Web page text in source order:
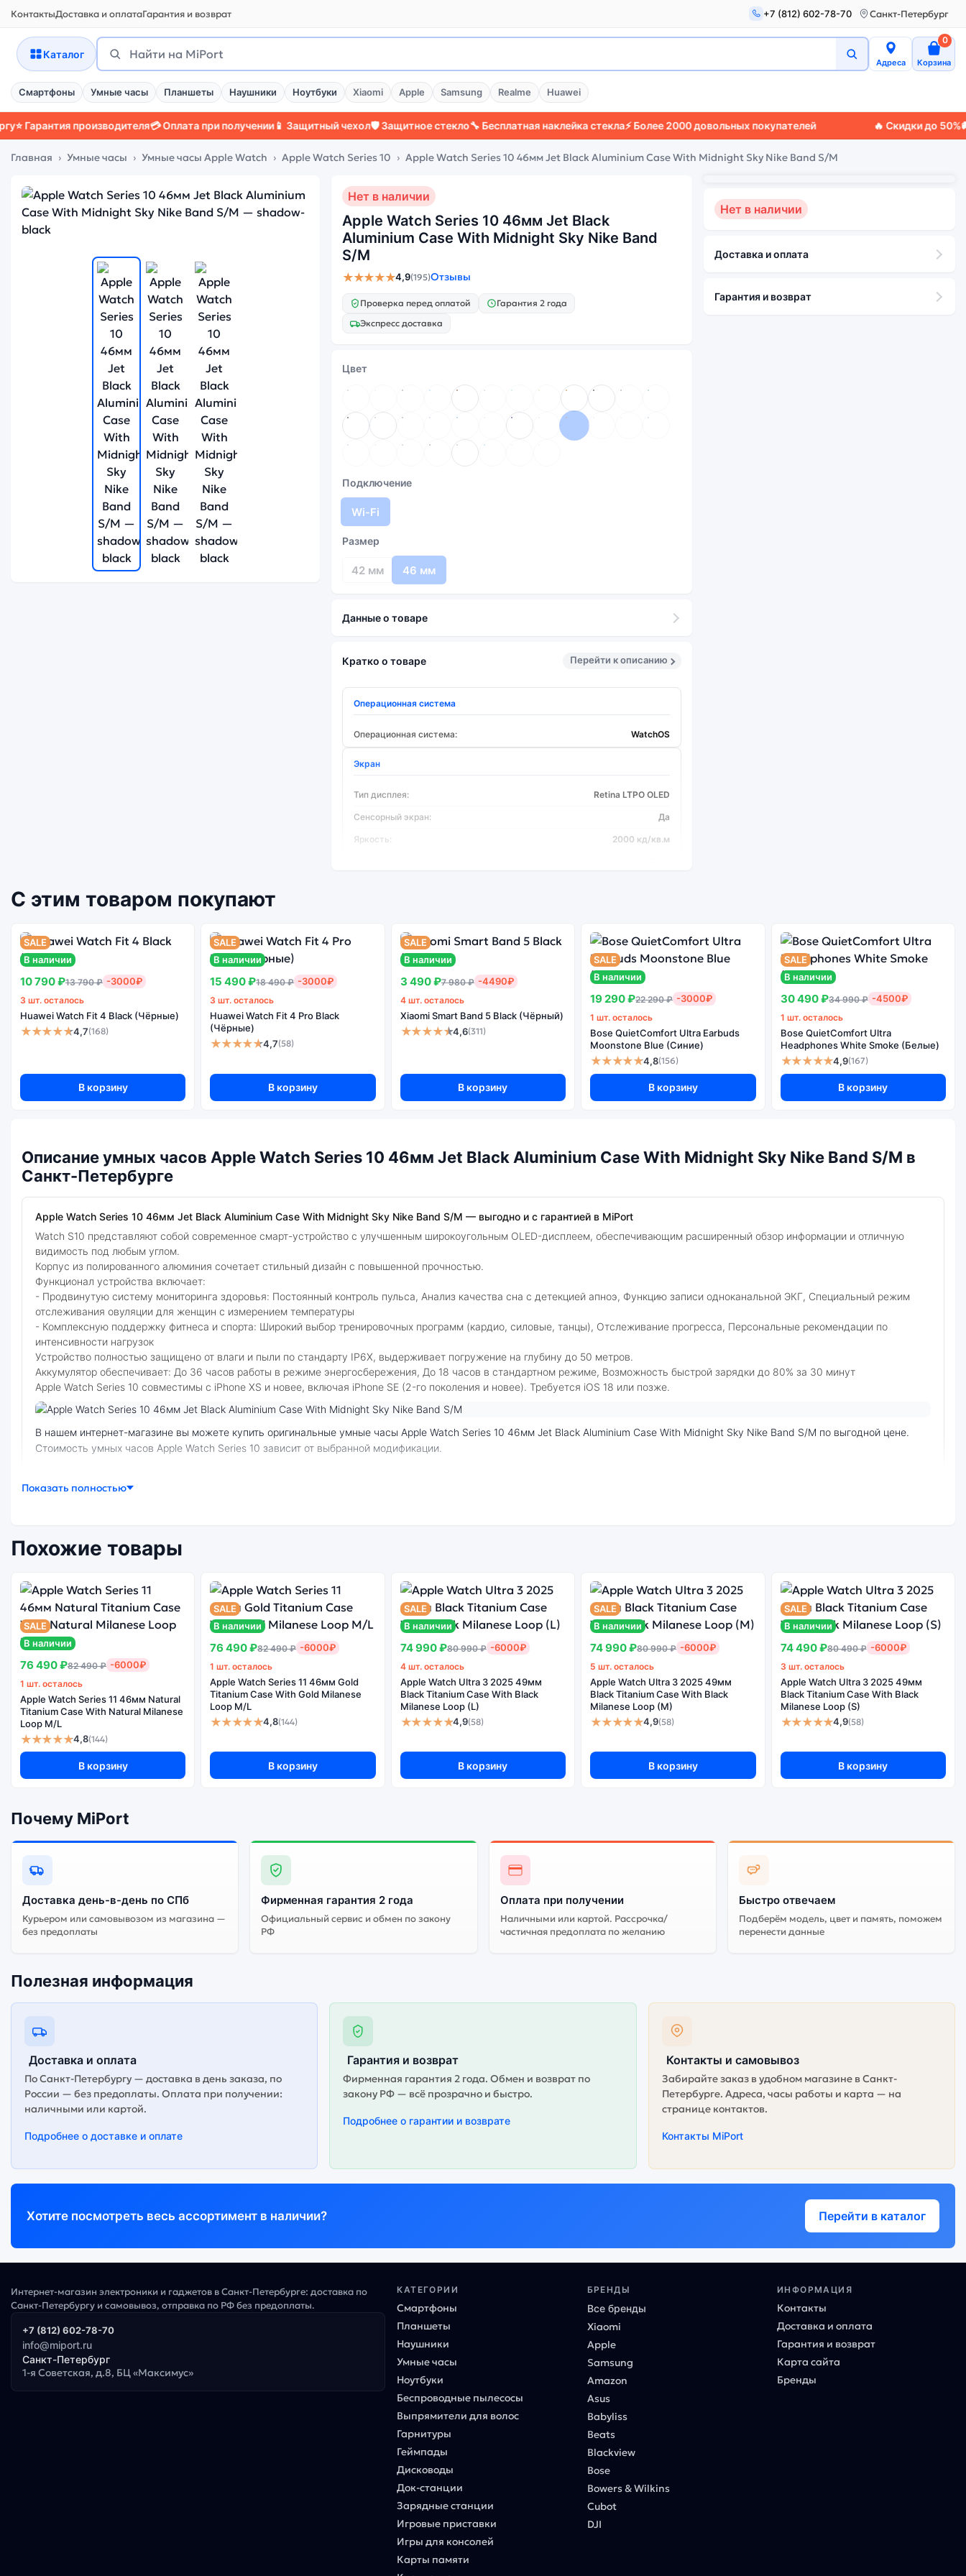
КонтактыДоставка и оплатаГарантия и возврат +7 (812) 602-78-70 Санкт-Петербург
Каталог
Поиск
Найти
Адреса Корзина
0
Смартфоны Умные часы Планшеты Наушники Ноутбуки Xiaomi Apple Samsung Realme Huawei
производителя💳 Оплата при получении📱 Защитный чехол🛡️ Защитное стекло🔧 Бесплатная наклейка стекла⚡ Более 2000 довольных покупателей 🔥 Скидки до 50%🚚
Главная Умные часы Умные часы Apple Watch Apple Watch Series 10 Apple Watch Series 10 46мм Jet Black Aluminium Case With Midnight Sky Nike Band S/M
Нет в наличии
Apple Watch Series 10 46мм Jet Black
Aluminium Case With Midnight Sky Nike Band
S/M
★★★★★4,9(195)Отзывы
Проверка перед оплатой
Гарантия 2 года
Экспресс доставка
Цвет
Подключение
Wi-Fi
Размер
42 мм 46 мм
Данные о товаре
Кратко о товаре Перейти к описанию
Операционная система
Операционная система: WatchOS
Экран
Тип дисплея: Retina LTPO OLED
Сенсорный экран: Да
Яркость: 2000 кд/кв.м
Измерение: пульса, отслеживание сна, секундомер, таймер, шагомер
Always On Display, GymKit, будильник, быстрая зарядка,
вибросигнал, спикерфон, календарь, калькулятор,
напоминания, прогноз погоды, расписание приема лекарств,
управление музыкой на iPhone, цифровой компас
модули:
акселерометр, альтиметр, датчик движения, датчик
обнаружения падения, датчик освещенности, датчик
сердечной активности, датчик ускорения (G-sensor), датчик
шума, GPS, температурный датчик
Нет в наличии
Доставка и оплата
Гарантия и возврат
С этим товаром покупают
SALE
В наличии
10 790 ₽13 790 ₽ -3000₽
3 шт. осталось
Huawei Watch Fit 4 Black (Чёрные)
★★★★★4,7(168)
В корзину
SALE
В наличии
15 490 ₽18 490 ₽ -3000₽
3 шт. осталось
Huawei Watch Fit 4 Pro Black
(Чёрные)
★★★★★4,7(58)
В корзину
SALE
В наличии
3 490 ₽7 980 ₽ -4490₽
4 шт. осталось
Xiaomi Smart Band 5 Black (Чёрный)
★★★★★4,6(311)
В корзину
SALE
В наличии
19 290 ₽22 290 ₽ -3000₽
1 шт. осталось
Bose QuietComfort Ultra Earbuds
Moonstone Blue (Синие)
★★★★★4,8(156)
В корзину
SALE
В наличии
30 490 ₽34 990 ₽ -4500₽
1 шт. осталось
Bose QuietComfort Ultra
Headphones White Smoke (Белые)
★★★★★4,9(167)
В корзину
Описание умных часов Apple Watch Series 10 46мм Jet Black Aluminium Case With Midnight Sky Nike Band S/M в
Санкт-Петербурге
Apple Watch Series 10 46мм Jet Black Aluminium Case With Midnight Sky Nike Band S/M — выгодно и с гарантией в MiPort
Watch S10 представляют собой современное смарт-устройство с улучшенным широкоугольным OLED-дисплеем, обеспечивающим расширенный обзор информации и отличную
видимость под любым углом.
Корпус из полированного алюминия сочетает стильный дизайн с повышенной прочностью.
Функционал устройства включает:
- Продвинутую систему мониторинга здоровья: Постоянный контроль пульса, Анализ качества сна с детекцией апноэ, Функцию записи одноканальной ЭКГ, Специальный режим
отслеживания овуляции для женщин с измерением температуры
- Комплексную поддержку фитнеса и спорта: Широкий выбор тренировочных программ (кардио, силовые, танцы), Отслеживание прогресса, Персональные рекомендации по
интенсивности нагрузок
Устройство полностью защищено от влаги и пыли по стандарту IP6X, выдерживает погружение на глубину до 50 метров.
Аккумулятор обеспечивает: До 36 часов работы в режиме энергосбережения, До 18 часов в стандартном режиме, Возможность быстрой зарядки до 80% за 30 минут
Apple Watch Series 10 совместимы с iPhone XS и новее, включая iPhone SE (2-го поколения и новее). Требуется iOS 18 или позже.
В нашем интернет-магазине вы можете купить оригинальные умные часы Apple Watch Series 10 46мм Jet Black Aluminium Case With Midnight Sky Nike Band S/M по выгодной цене.
Стоимость умных часов Apple Watch Series 10 зависит от выбранной модификации.
разных конфигурациях и цветах — выбирайте под свои задачи.
Ознакомиться с детальными характеристиками Apple Watch Series 10 46мм Jet Black Aluminium Case With Midnight Sky Nike Band S/M можно ниже, в разделе «Характеристики». Если
выбранной конфигурации нет в наличии — оформите заказ на сайте, и мы привезём её в кратчайшие сроки. Доступна экспресс-доставка по Санкт-Петербургу и самовывоз.
Почему стоит купить умные часы Apple Watch Series 10 46мм Jet Black Aluminium Case With Midnight Sky Nike Band S/M:
Индивидуальные
характеристики
всех смарт-часов
Apple Watch Series
10 46мм Jet Black
Aluminium Case
With Midnight Sky
Огромный выбор
цветов и моделей
Высокое качество
умных часов Apple
Watch Series 10
46мм Jet Black
Aluminium Case
With Midnight Sky
оригинальной версию — она полностью адаптирована и поддерживает все сервисы. Не оригинальная версия может стоить дешевле, но корректная работа сервисов не
Показать полностью
Похожие товары
SALE
В наличии
76 490 ₽82 490 ₽ -6000₽
1 шт. осталось
Apple Watch Series 11 46мм Natural
Titanium Case With Natural Milanese
Loop M/L
★★★★★4,8(144)
В корзину
SALE
В наличии
76 490 ₽82 490 ₽ -6000₽
1 шт. осталось
Apple Watch Series 11 46мм Gold
Titanium Case With Gold Milanese
Loop M/L
★★★★★4,8(144)
В корзину
SALE
В наличии
74 990 ₽80 990 ₽ -6000₽
4 шт. осталось
Apple Watch Ultra 3 2025 49мм
Black Titanium Case With Black
Milanese Loop (L)
★★★★★4,9(58)
В корзину
SALE
В наличии
74 990 ₽80 990 ₽ -6000₽
5 шт. осталось
Apple Watch Ultra 3 2025 49мм
Black Titanium Case With Black
Milanese Loop (M)
★★★★★4,9(58)
В корзину
SALE
В наличии
74 490 ₽80 490 ₽ -6000₽
3 шт. осталось
Apple Watch Ultra 3 2025 49мм
Black Titanium Case With Black
Milanese Loop (S)
★★★★★4,9(58)
В корзину
Почему MiPort
Доставка день-в-день по СПб
Курьером или самовывозом из магазина —
без предоплаты
Фирменная гарантия 2 года
Официальный сервис и обмен по закону
РФ
Оплата при получении
Наличными или картой. Рассрочка/
частичная предоплата по желанию
Быстро отвечаем
Подберём модель, цвет и память, поможем
перенести данные
Полезная информация
Доставка и оплата
По Санкт-Петербургу — доставка в день заказа, по
России — без предоплаты. Оплата при получении:
наличными или картой.
Подробнее о доставке и оплате
Гарантия и возврат
Фирменная гарантия 2 года. Обмен и возврат по
закону РФ — всё прозрачно и быстро.
Подробнее о гарантии и возврате
Контакты и самовывоз
Забирайте заказ в удобном магазине в Санкт-
Петербурге. Адреса, часы работы и карта — на
странице контактов.
Контакты MiPort
Хотите посмотреть весь ассортимент в наличии? Перейти в каталог
Интернет-магазин электроники и гаджетов в Санкт-Петербурге: доставка по
Санкт-Петербургу и самовывоз, отправка по РФ без предоплаты.
+7 (812) 602-78-70
info@miport.ru
Санкт-Петербург
1-я Советская, д.8, БЦ «Максимус»
КАТЕГОРИИ
Смартфоны
Планшеты
Наушники
Умные часы
Ноутбуки
Беспроводные пылесосы
Выпрямители для волос
Гарнитуры
Геймпады
Дисководы
Док-станции
Зарядные станции
Игровые приставки
Игры для консолей
Карты памяти
БРЕНДЫ
Все бренды
Xiaomi
Apple
Samsung
Amazon
Asus
Babyliss
Beats
Blackview
Bose
Bowers & Wilkins
Cubot
DJI
ИНФОРМАЦИЯ
Контакты
Доставка и оплата
Гарантия и возврат
Карта сайта
Бренды